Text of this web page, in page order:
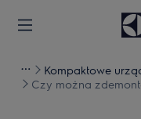
Kompaktowe
Czy można